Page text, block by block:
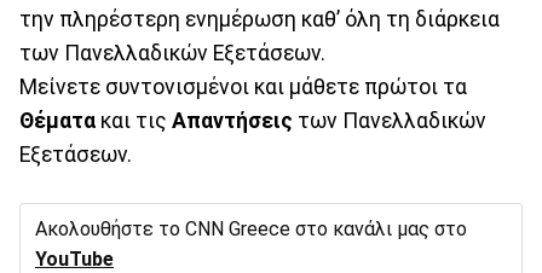
την πληρέστερη ενημέρωση καθ’ όλη τη διάρκεια
των Πανελλαδικών Εξετάσεων.
Μείνετε συντονισμένοι και μάθετε πρώτοι τα
Θέματα και τις Απαντήσεις των Πανελλαδικών
Εξετάσεων.
Ακολουθήστε το CNN Greece στο κανάλι μας στο
YouTube